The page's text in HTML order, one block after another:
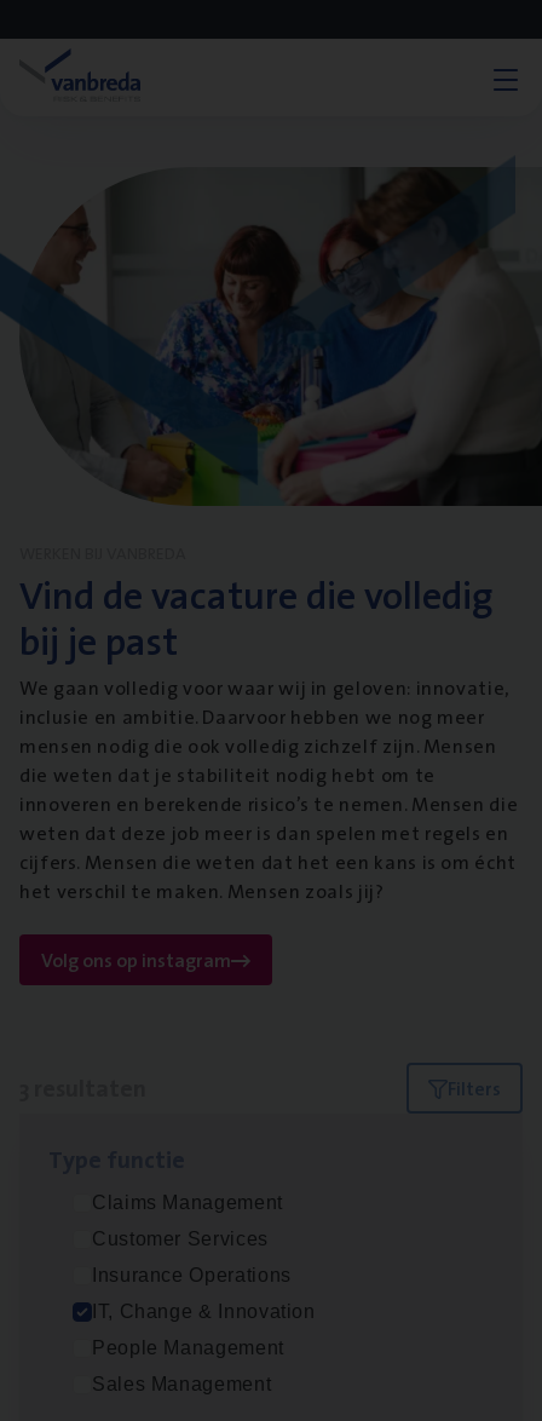
Vind de vacature die volledig
bij je past
We gaan volledig voor waar wij in geloven: innovatie,
inclusie en ambitie. Daarvoor hebben we nog meer
mensen nodig die ook volledig zichzelf zijn. Mensen
die weten dat je stabiliteit nodig hebt om te
innoveren en berekende risico’s te nemen. Mensen die
weten dat deze job meer is dan spelen met regels en
cijfers. Mensen die weten dat het een kans is om écht
het verschil te maken. Mensen zoals jij?
Volg ons op instagram
Filters
Claims Management
Customer Services
Insurance Operations
IT, Change & Innovation
People Management
Sales Management
Test Ana­lyst
IT, Change & Innovation
Antwerpen
(Agi­le)IT Pro­ject Manager